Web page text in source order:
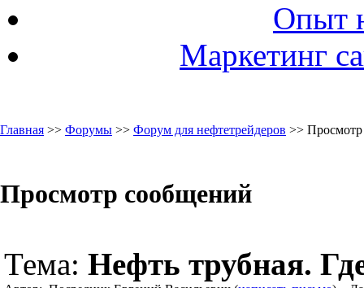
Опыт
Маркетинг
Главная >> Форумы >> Форум для нефтетрейдеров >>
Просмотр сообщений
Тема: Нефть трубная.